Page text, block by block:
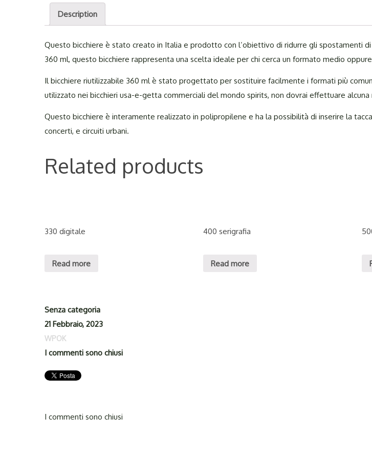
Description
Questo bicchiere è stato creato in Italia e prodotto con l’obiettivo di ridurre gli spostamenti
360 ml, questo bicchiere rappresenta una scelta ideale per chi cerca un formato medio
Il bicchiere riutilizzabile 360 ml è stato progettato per sostituire facilmente i formati più
utilizzato nei bicchieri usa-e-getta commerciali del mondo spirits, non dovrai effettuare alcuna
Questo bicchiere è interamente realizzato in polipropilene e ha la possibilità di inserire la
concerti, e circuiti urbani.
Related products
330 digitale
Read more
400 serigrafia
Read more
Senza categoria
21 Febbraio, 2023
WPOK
I commenti sono chiusi
I commenti sono chiusi